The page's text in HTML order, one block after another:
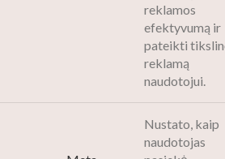
reklamos
efektyvumą ir
pateikti
reklamą
naudotojui.
Nustato, kaip
naudotojas